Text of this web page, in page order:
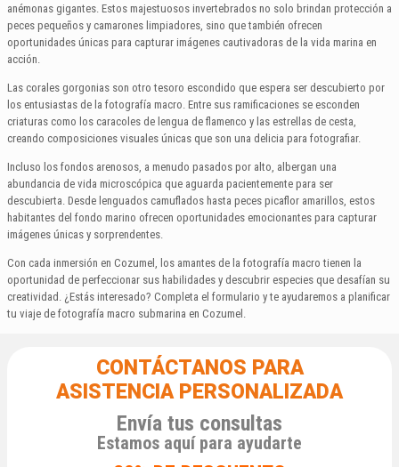
anémonas gigantes. Estos majestuosos invertebrados no solo brindan protección a
peces pequeños y camarones limpiadores, sino que también ofrecen
oportunidades únicas para capturar imágenes cautivadoras de la vida marina en
acción.
Las corales gorgonias son otro tesoro escondido que espera ser descubierto por
los entusiastas de la fotografía macro. Entre sus ramificaciones se esconden
criaturas como los caracoles de lengua de flamenco y las estrellas de cesta,
creando composiciones visuales únicas que son una delicia para fotografiar.
Incluso los fondos arenosos, a menudo pasados por alto, albergan una
abundancia de vida microscópica que aguarda pacientemente para ser
descubierta. Desde lenguados camuflados hasta peces picaflor amarillos, estos
habitantes del fondo marino ofrecen oportunidades emocionantes para capturar
imágenes únicas y sorprendentes.
Con cada inmersión en Cozumel, los amantes de la fotografía macro tienen la
oportunidad de perfeccionar sus habilidades y descubrir especies que desafían su
creatividad. ¿Estás interesado? Completa el formulario y te ayudaremos a planificar
tu viaje de fotografía macro submarina en Cozumel.
CONTÁCTANOS PARA
ASISTENCIA PERSONALIZADA
Envía tus consultas
Estamos aquí para ayudarte